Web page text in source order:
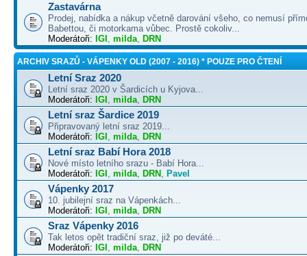
Zastavárna
Prodej, nabídka a nákup včetně darování všeho, co nemusí
Babettou, či motorkama vůbec. Prostě cokoliv...
Moderátoři: IGI , milda, DRN
ARCHIV SRAZŮ - VÁPENKY OLD (2007 - 2016) * POUZE PRO ČTENÍ
Letní Sraz 2020
Letní sraz 2020 v Šardicích u Kyjova...
Moderátoři: IGI , milda, DRN
Letní sraz Šardice 2019
Připravovaný letní sraz 2019...
Moderátoři: IGI , milda, DRN
Letní sraz Babí Hora 2018
Nové místo letního srazu - Babí Hora...
Moderátoři: IGI , milda, DRN , Pavel
Vápenky 2017
10. jubilejní sraz na Vápenkách...
Moderátoři: IGI , milda, DRN
Sraz Vápenky 2016
Tak letos opět tradiční sraz, již po deváté...
Moderátoři: IGI , milda, DRN